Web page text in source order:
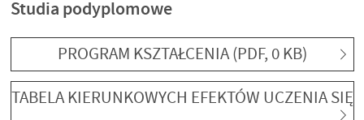
Studia podyplomowe
PROGRAM KSZTAŁCENIA (PDF, 0 KB)
TABELA KIERUNKOWYCH EFEKTÓW UCZENIA SIĘ